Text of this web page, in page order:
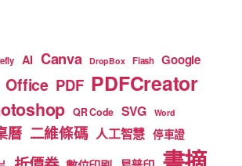
AI Canva DropBox Flash Google
Office PDF PDFCreator
QR Code SVG Word
曆 二維條碼 人工智慧 停車證